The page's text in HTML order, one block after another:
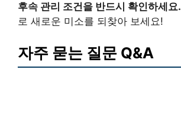
후속 관리 조건을 반드시 확인하세요.
로 새로운 미소를 되찾아 보세요!
자주 묻는 질문 Q&A